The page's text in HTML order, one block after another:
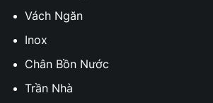
Vách Ngăn
Inox
Chân Bồn Nước
Trần Nhà